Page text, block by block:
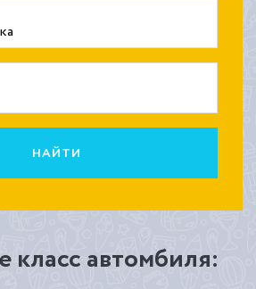
НАЙТИ
класс автомбиля: